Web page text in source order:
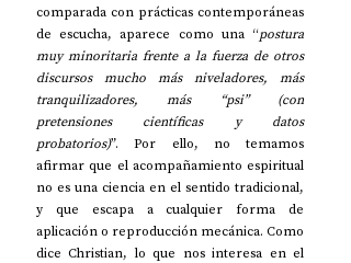
comparada con prácticas contemporáneas
de escucha, aparece como una “postura
muy minoritaria frente a la fuerza de otros
discursos mucho más niveladores, más
tranquilizadores, más “psi” (con
pretensiones científicas y datos
probatorios)”. Por ello, no temamos
afirmar que el acompañamiento espiritual
no es una ciencia en el sentido tradicional,
y que escapa a cualquier forma de
aplicación o reproducción mecánica. Como
dice Christian, lo que nos interesa en el